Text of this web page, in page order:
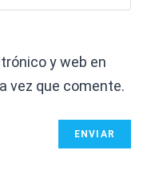
y web en
vez que comente.